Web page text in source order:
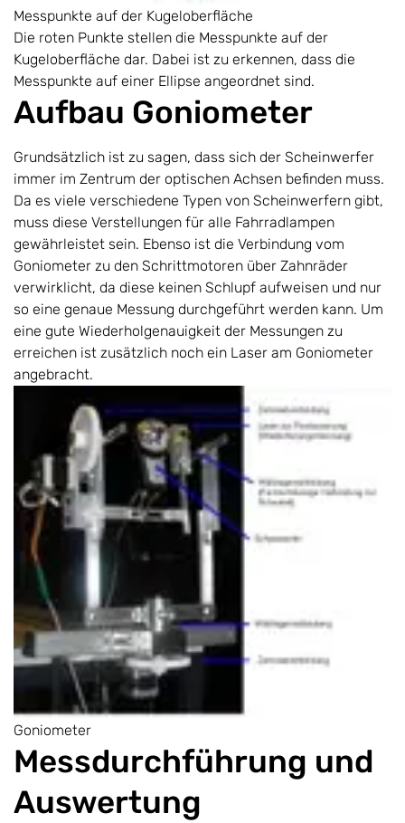
Messpunkte auf der Kugeloberfläche
Die roten Punkte stellen die Messpunkte auf der
Kugeloberfläche dar. Dabei ist zu erkennen, dass die
Messpunkte auf einer Ellipse angeordnet sind.
Aufbau Goniometer
Grundsätzlich ist zu sagen, dass sich der Scheinwerfer
immer im Zentrum der optischen Achsen befinden muss.
Da es viele verschiedene Typen von Scheinwerfern gibt,
muss diese Verstellungen für alle Fahrradlampen
gewährleistet sein. Ebenso ist die Verbindung vom
Goniometer zu den Schrittmotoren über Zahnräder
verwirklicht, da diese keinen Schlupf aufweisen und nur
so eine genaue Messung durchgeführt werden kann. Um
eine gute Wiederholgenauigkeit der Messungen zu
erreichen ist zusätzlich noch ein Laser am Goniometer
angebracht.
Goniometer
Messdurchführung und
Auswertung